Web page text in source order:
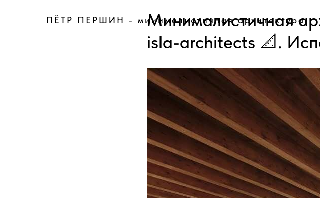
ПЁТР ПЕРШИН - минималистичная архитектура
Минималистичная
isla-architects 📐.